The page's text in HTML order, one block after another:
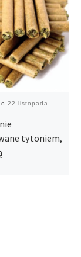
22 listopada
tytoniem,